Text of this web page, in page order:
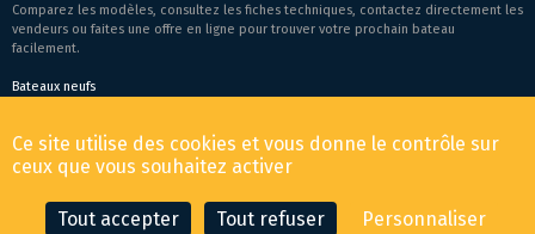
CONTACTER LE COURTIER FAIRE UNE OFFRE
Comparez les modèles, consultez les fiches techniques, contactez directement les
vendeurs ou faites une offre en ligne pour trouver votre prochain bateau
facilement.
Bateaux neufs
© 2026 YachtingAddress.com
Ce site utilise des cookies et vous donne le contrôle sur
ceux que vous souhaitez activer
Tout accepter Tout refuser Personnaliser